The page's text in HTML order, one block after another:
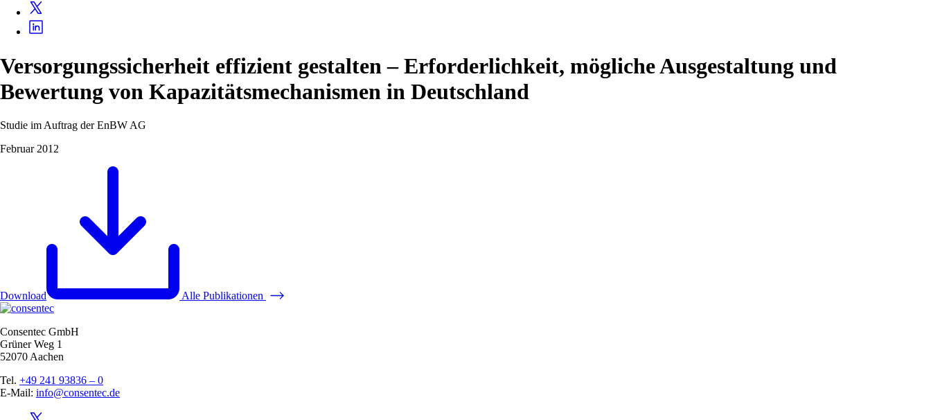
Versorgungssicherheit effizient gestalten – Erforderlichkeit, mögliche Ausgestaltung und
Bewertung von Kapazitätsmechanismen in Deutschland
Studie im Auftrag der EnBW AG
Februar 2012
Download Alle Publikationen
Consentec GmbH
Grüner Weg 1
52070 Aachen
Tel. +49 241 93836 – 0
E-Mail: info@consentec.de